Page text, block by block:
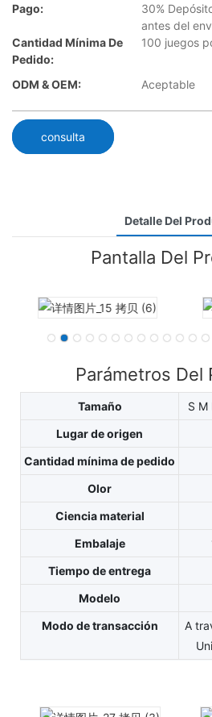
Pago:
30%
antes del
Cantidad Mínima De
Pedido:
100 juegos
ODM & OEM: Aceptable
consulta
Detalle Del
Pantalla Del
Parámetros Del
Tamaño
S M
Lugar de origen
Cantidad mínima de pedido
Olor
Ciencia material
Embalaje
Tiempo de entrega
Modelo
Modo de transacción
A